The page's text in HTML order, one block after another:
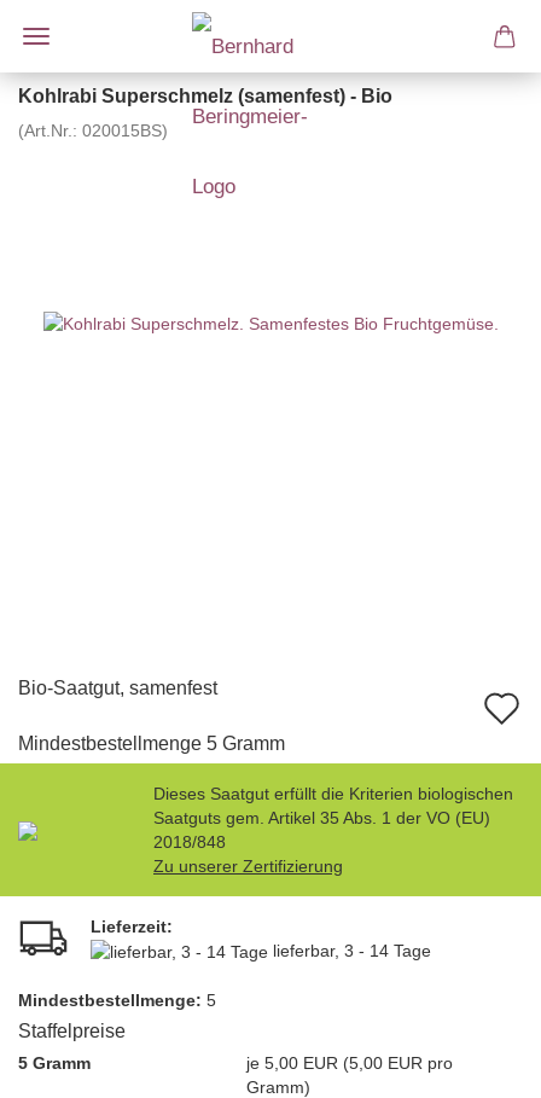
Kohlrabi Superschmelz (samenfest) - Bio
(Art.Nr.: 020015BS)
Bio-Saatgut, samenfest
Mindestbestellmenge 5 Gramm
Dieses Saatgut erfüllt die Kriterien biologischen
Saatguts gem. Artikel 35 Abs. 1 der VO (EU)
2018/848
Zu unserer Zertifizierung
Lieferzeit:
lieferbar, 3 - 14 Tage
Mindest­bestellmenge: 5
Staffelpreise
5 Gramm
je 5,00 EUR (5,00 EUR pro
Gramm)